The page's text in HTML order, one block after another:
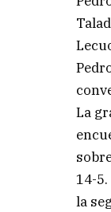
La
14-
la